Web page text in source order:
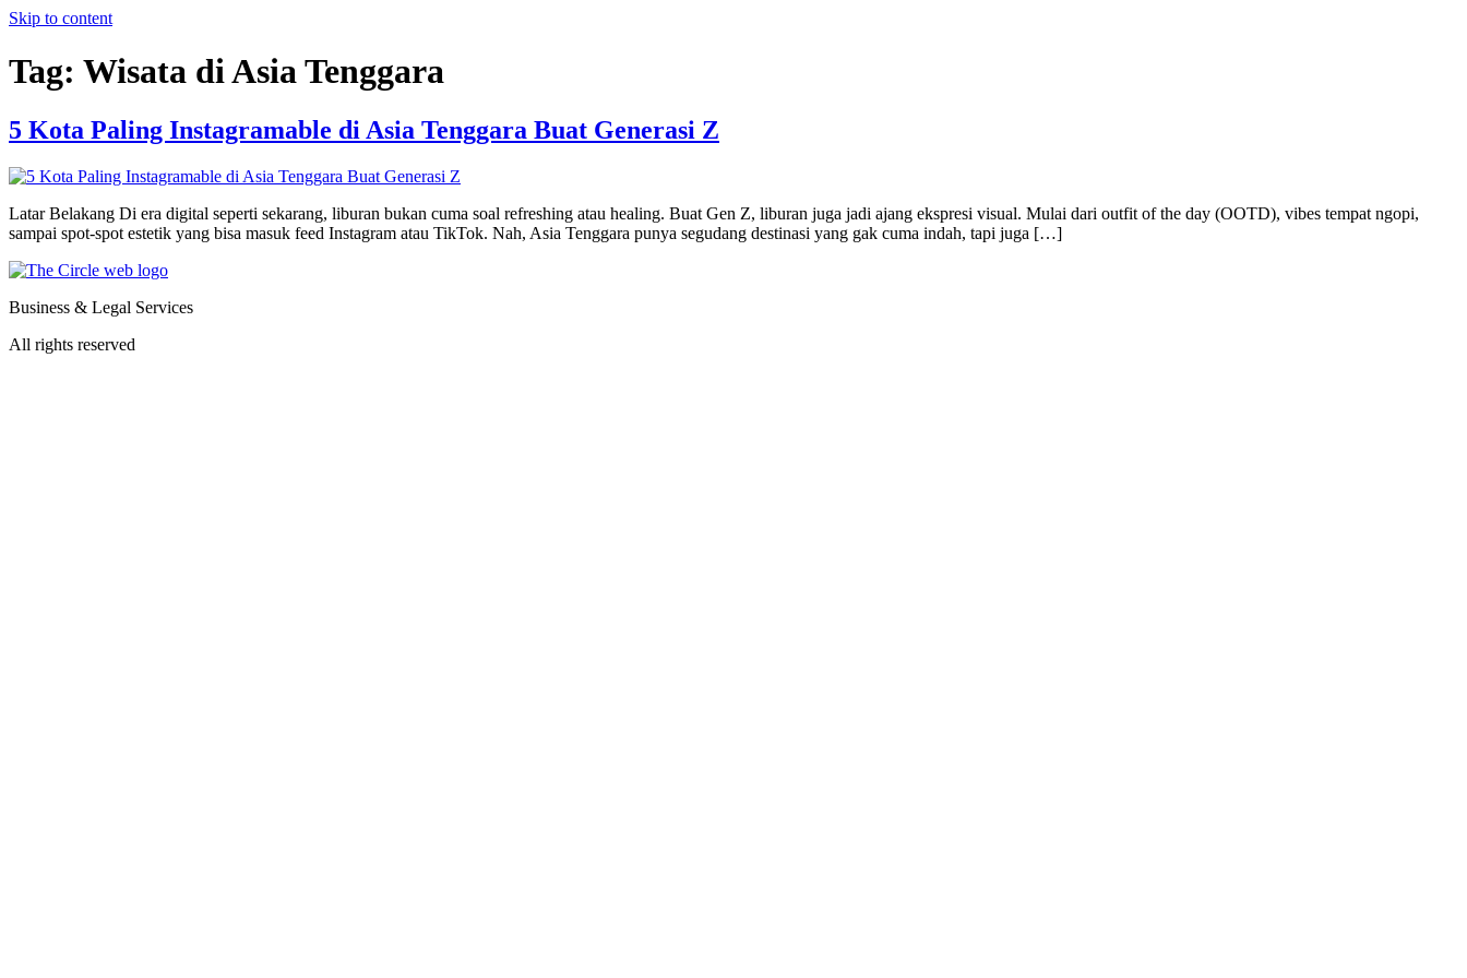
Skip to content
Tag: Wisata di Asia Tenggara
5 Kota Paling Instagramable di Asia Tenggara Buat Generasi Z
Latar Belakang Di era digital seperti sekarang, liburan bukan cuma soal refreshing atau healing. Buat Gen Z, liburan juga jadi ajang ekspresi visual. Mulai dari outfit of the day (OOTD), vibes tempat ngopi,
sampai spot-spot estetik yang bisa masuk feed Instagram atau TikTok. Nah, Asia Tenggara punya segudang destinasi yang gak cuma indah, tapi juga […]
Business & Legal Services
All rights reserved